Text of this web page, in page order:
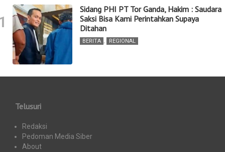
Sidang PHI PT Tor Ganda, Hakim : Saudara
Saksi Bisa Kami Perintahkan Supaya
Ditahan
BERITA , REGIONAL
Telusuri
Redaksi
Pedoman Media Siber
About